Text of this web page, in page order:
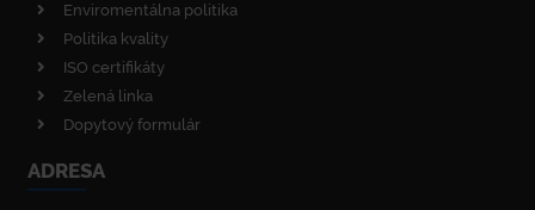
Enviromentálna politika
Politika kvality
ISO certifikáty
Zelená linka
Dopytový formulár
ADRESA